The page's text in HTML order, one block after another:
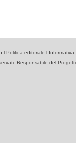
l Politica editoriale l Informativa
Responsabile del